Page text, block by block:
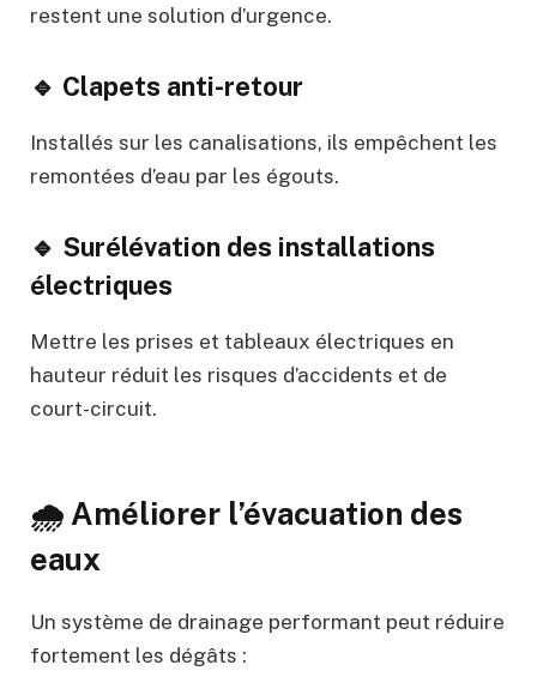
restent une solution d’urgence.
🔹 Clapets anti-retour
Installés sur les canalisations, ils empêchent les
remontées d’eau par les égouts.
🔹 Surélévation des installations
électriques
Mettre les prises et tableaux électriques en
hauteur réduit les risques d’accidents et de
court-circuit.
🌧️ Améliorer l’évacuation des
eaux
Un système de drainage performant peut réduire
fortement les dégâts :